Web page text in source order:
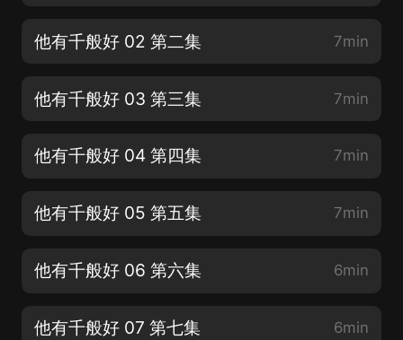
他有千般好 02 第二集 7min
他有千般好 03 第三集 7min
他有千般好 04 第四集 7min
他有千般好 05 第五集 7min
他有千般好 06 第六集 6min
他有千般好 07 第七集 6min